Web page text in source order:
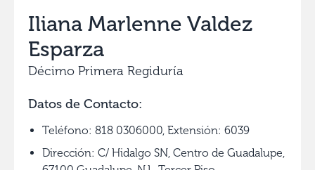
Iliana Marlenne Valdez
Esparza
Décimo Primera Regiduría
Datos de Contacto:
Teléfono: 818 0306000, Extensión: 6039
Dirección: C/ Hidalgo SN, Centro de Guadalupe,